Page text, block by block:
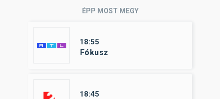
ÉPP MOST MEGY
18:55
Fókusz
18:45